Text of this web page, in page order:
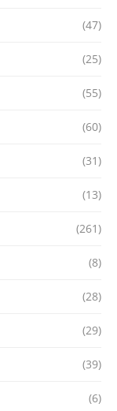
(47)
(25)
(55)
(60)
(31)
(13)
(261)
(8)
(28)
(29)
(39)
(6)